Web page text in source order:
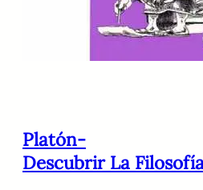
Platón-
Descubrir La